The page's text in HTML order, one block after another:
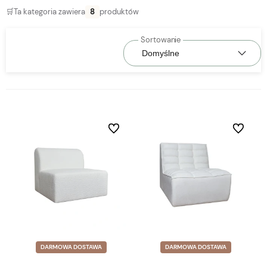
Wybierz coś dla siebie z naszej aktualnej oferty lub
zaloguj się, aby przywrócić dodane produkty do listy
🛒Ta kategoria zawiera 8 produktów
DARMOWA DOSTAWA
Do ulubionych
DARMOWA DOSTAWA
Do